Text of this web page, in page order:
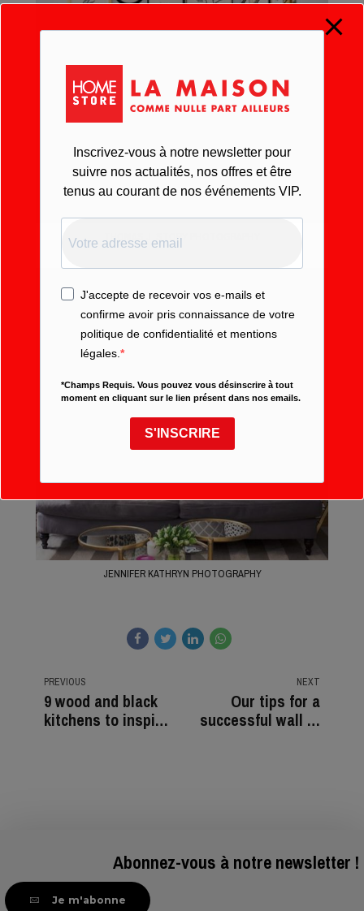
THOMAS J. STORY PHOTOGRAPHY
JENNIFER KATHRYN PHOTOGRAPHY
PREVIOUS
9 wood and black
kitchens to inspire
NEXT
Our tips for a
successful wall of
Abonnez-vous à notre newsletter !
Je m'abonne
Inscrivez-vous à notre newsletter pour
suivre nos actualités, nos offres et être
tenus au courant de nos événements VIP.
J'accepte de recevoir vos e-mails et
confirme avoir pris connaissance de votre
politique de confidentialité et mentions
légales.
*Champs Requis. Vous pouvez vous désinscrire à tout
moment en cliquant sur le lien présent dans nos emails.
S'INSCRIRE